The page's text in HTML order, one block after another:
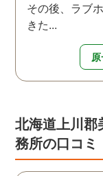
その後、ラブ
きた...
北海道上川郡
務所の口コミ